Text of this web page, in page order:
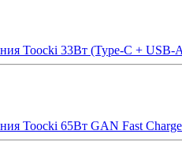
Toocki 33Вт (Type-C + USB-
Toocki 65Вт GAN Fast